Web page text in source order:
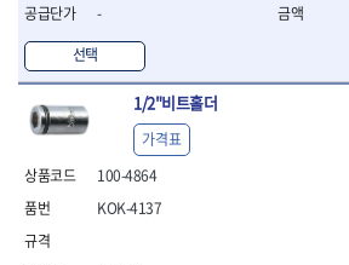
- 스피드렌치
- 모터렌치
- 함마스패너
절연.전설.방폭공구
- 절연옵셋렌치
- 절연연결대
- 절연드라이버
- 절연스패너
-
선택
1/2"비트홀더
100-4864
KOK-4137
가격표